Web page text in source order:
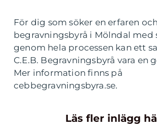
För dig som söker en erfaren
begravningsbyrå i Mölndal med
genom hela processen kan ett
C.E.B. Begravningsbyrå vara en
Mer information finns på
cebbegravningsbyra.se.
Läs fler inlägg